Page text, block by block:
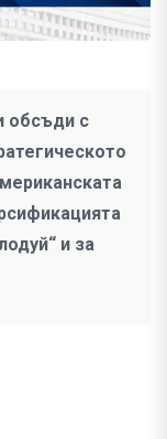
обсъди с
и за